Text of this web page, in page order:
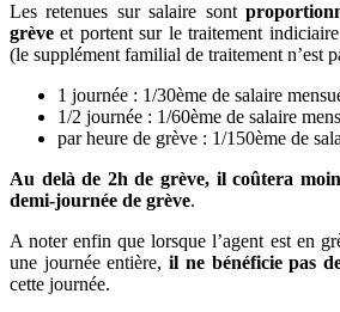
Les retenues sur salaire sont
grève et portent sur le traitement
(le supplément familial de traitement n’est
1 journée : 1/30ème de salaire
1/2 journée : 1/60ème de salaire
par heure de grève : 1/150ème de
Au delà de 2h de grève, il coûtera
demi-journée de grève.
A noter enfin que lorsque l’agent est en
une journée entière,il ne bénéficie pas
cette journée.